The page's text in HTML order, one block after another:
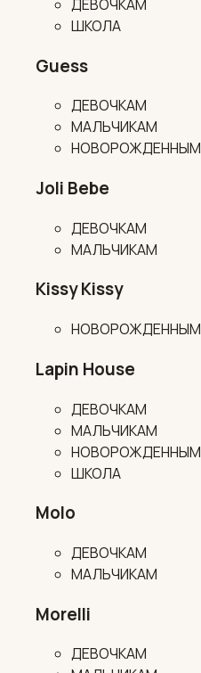
ДЕВОЧКАМ
ШКОЛА
Guess
ДЕВОЧКАМ
МАЛЬЧИКАМ
НОВОРОЖДЕННЫМ
Joli Bebe
ДЕВОЧКАМ
МАЛЬЧИКАМ
Kissy Kissy
НОВОРОЖДЕННЫМ
Lapin House
ДЕВОЧКАМ
МАЛЬЧИКАМ
НОВОРОЖДЕННЫМ
ШКОЛА
Molo
ДЕВОЧКАМ
МАЛЬЧИКАМ
Morelli
ДЕВОЧКАМ